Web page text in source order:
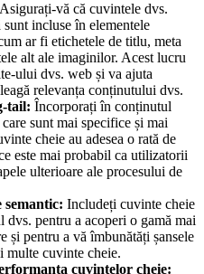
Asigurați-vă că cuvintele dvs.
incluse în elementele
ar fi etichetele de titlu, meta
alt ale imaginilor. Acest lucru
ului dvs. web și va ajuta
relevanța conținutului dvs.
tail: Încorporați în conținutul
sunt mai specifice și mai
cheie au adesea o rată de
este mai probabil ca utilizatorii
ulterioare ale procesului de
semantic: Includeți cuvinte cheie
dvs. pentru a acoperi o gamă mai
și pentru a vă îmbunătăți șansele
multe cuvinte cheie.
cuvintelor cheie: